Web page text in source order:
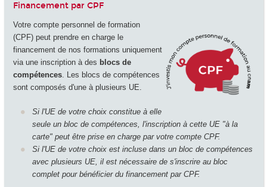
Financement par CPF
Votre compte personnel de formation
(CPF) peut prendre en charge le
financement de nos formations uniquement
via une inscription à des blocs de
compétences. Les blocs de compétences
sont composés d'une à plusieurs UE.
Si l'UE de votre choix constitue à elle
seule un bloc de compétences, l'inscription à cette UE "à la
carte" peut être prise en charge par votre compte CPF.
Si l'UE de votre choix est incluse dans un bloc de compétences
avec plusieurs UE, il est nécessaire de s'inscrire au bloc
complet pour bénéficier du financement par CPF.